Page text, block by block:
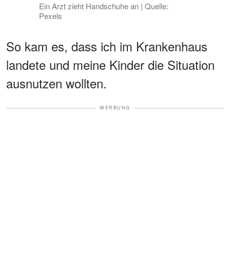
Ein Arzt zieht Handschuhe an | Quelle:
Pexels
So kam es, dass ich im Krankenhaus
landete und meine Kinder die Situation
ausnutzen wollten.
WERBUNG